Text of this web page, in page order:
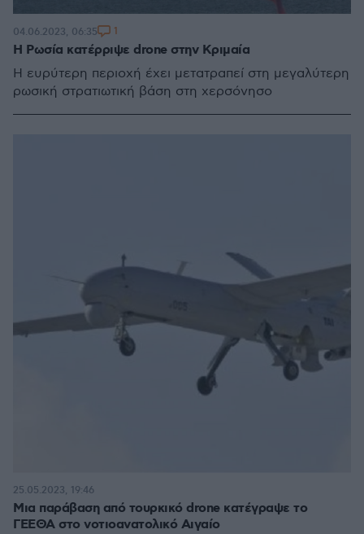
Η Ρωσία κατέρριψε drone στην Κριμαία
Η ευρύτερη περιοχή έχει μετατραπεί στη μεγαλύτερη
ρωσική στρατιωτική βάση στη χερσόνησο
04.06.2023, 06:35 1
Μια παράβαση από τουρκικό drone κατέγραψε το
ΓΕΕΘΑ στο νοτιοανατολικό Αιγαίο
25.05.2023, 19:46